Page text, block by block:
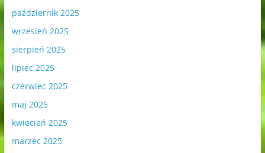
październik 2025
wrzesień 2025
sierpień 2025
lipiec 2025
czerwiec 2025
maj 2025
kwiecień 2025
marzec 2025